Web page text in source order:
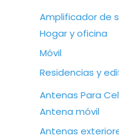
Amplificador de
Hogar y oficina
Móvil
Residencias y
Antenas Para
Antena móvil
Antenas